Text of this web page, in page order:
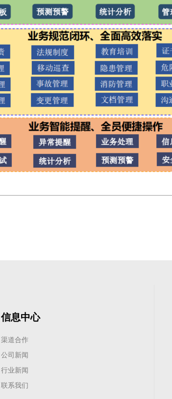
信息中心
渠道合作
公司新闻
行业新闻
联系我们